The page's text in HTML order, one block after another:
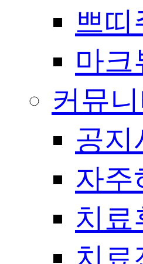
쁘띠
마크
커뮤
공지
자주
치료